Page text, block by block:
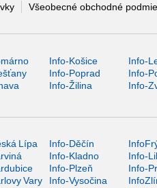
Všeobecné obchodné
Info-Košice
Info-
Info-Poprad
Info-
Info-Žilina Info-
Lípa Info-Děčín
Info-Kladno
Info-
Info-Plzeň
Info-
Vary Info-Vysočina